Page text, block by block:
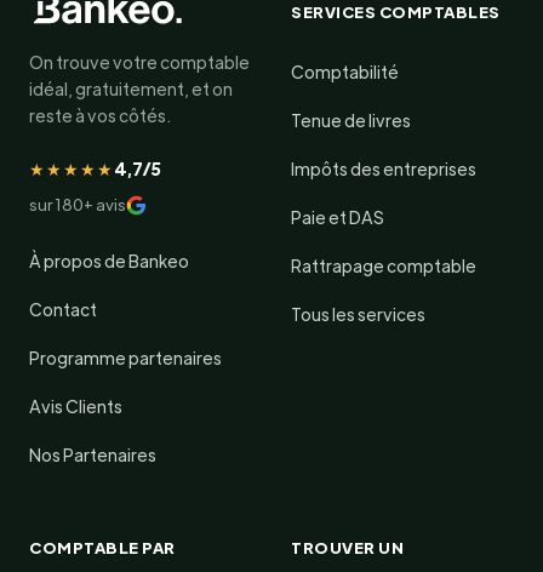
On trouve votre comptable
idéal, gratuitement, et on
reste à vos côtés.
★★★★★4,7/5
sur 180+ avis
À propos de Bankeo
Contact
Programme partenaires
Avis Clients
Nos Partenaires
SERVICES COMPTABLES
Comptabilité
Tenue de livres
Impôts des entreprises
Paie et DAS
Rattrapage comptable
Tous les services
COMPTABLE PAR TROUVER UN